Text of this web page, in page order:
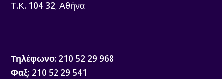
Τ.Κ. 104 32, Αθήνα
Τηλέφωνο: 210 52 29 968
Φαξ: 210 52 29 541